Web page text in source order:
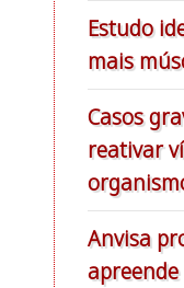
Estudo
mais
Casos
reativar
Anvisa